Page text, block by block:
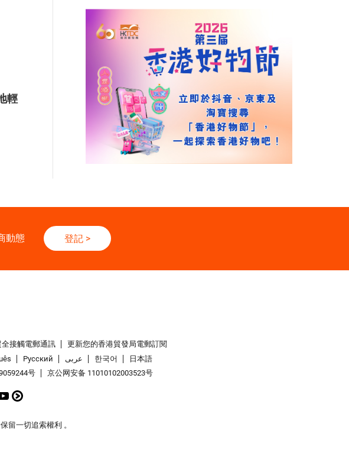
輕
動態 登記>
全接觸電郵通訊
更新您的香港貿發局電郵訂閱
Pусский عربى 한국어
日本語
号 京公网安备 11010102003523号
留一切追索權利 。